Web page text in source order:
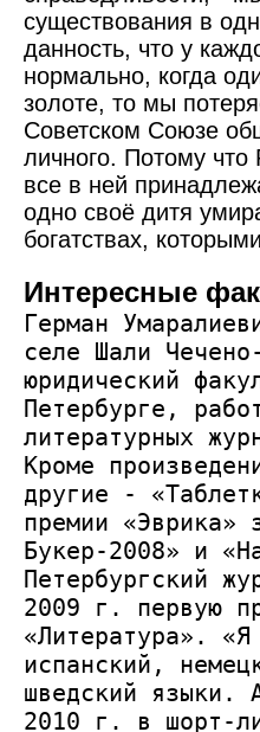
существования в
данность, что у
нормально, когда
золоте, то мы
Советском Союзе
личного. Потому что
все в ней
одно своё дитя
богатствах,
Интересные
Герман
селе Шали
юридический
Петербурге,
литературных
Кроме
другие -
премии «Эврика»
Букер-2008» и
Петербургский
2009 г. первую
«Литература».
испанский,
шведский языки.
2010 г. в шорт-